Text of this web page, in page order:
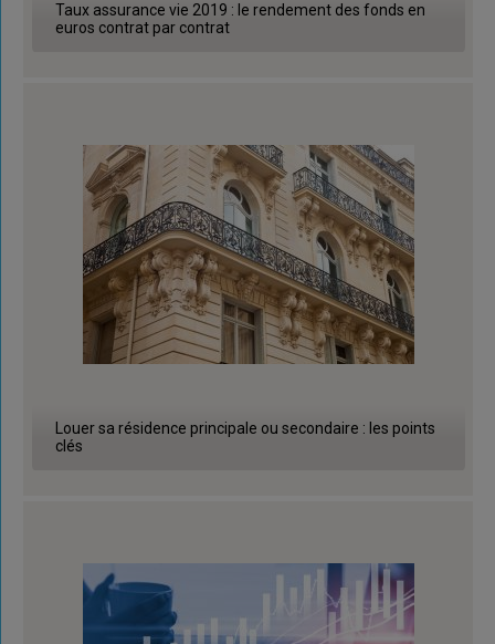
Taux assurance vie 2019 : le rendement des fonds en
euros contrat par contrat
Louer sa résidence principale ou secondaire : les points
clés